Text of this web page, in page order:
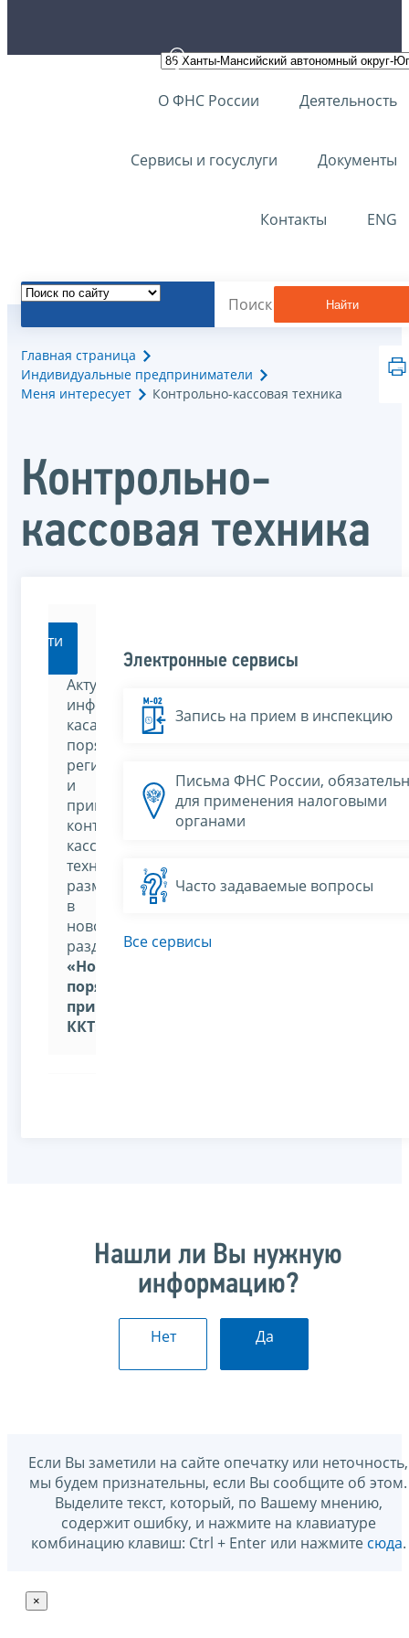
О ФНС России Деятельность
Сервисы и госуслуги Документы
Контакты ENG
Найти
Главная страница
Индивидуальные предприниматели
Меня интересует
Контрольно-кассовая техника
Контрольно-
кассовая техника
Перейти
Актуальная
информация,
касающаяся
порядка
регистрации
и
применения
контрольно-
кассовой
техники,
размещена
в
новом
разделе
«Новый
порядок
применения
ККТ»
Электронные сервисы
Запись на прием в инспекцию
Письма ФНС России,
для применения налоговыми
органами
Часто задаваемые вопросы
Все сервисы
Нашли ли Вы нужную
информацию?
Нет Да
Если Вы заметили на сайте опечатку или неточность,
мы будем признательны, если Вы сообщите об этом.
Выделите текст, который, по Вашему мнению,
содержит ошибку, и нажмите на клавиатуре
комбинацию клавиш: Ctrl + Enter или нажмите сюда.
×